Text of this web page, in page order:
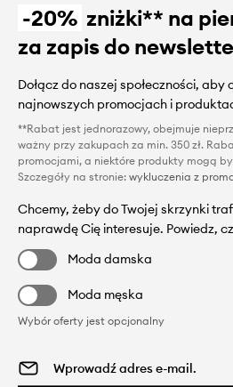
-20% zniżki** na
za zapis do
Dołącz do naszej społeczności,
najnowszych promocjach i
**Rabat jest jednorazowy, obejmuje
ważny przy zakupach za min. 350 zł.
promocjami, a niektóre produkty mogą
Szczegóły na stronie: wykluczenia z
Chcemy, żeby do Twojej skrzynki
naprawdę Cię interesuje. Powiedz,
Moda damska
Moda męska
Wybór oferty jest opcjonalny